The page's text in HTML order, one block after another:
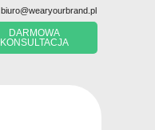
biuro@wearyourbrand.pl
DARMOWA
KONSULTACJA